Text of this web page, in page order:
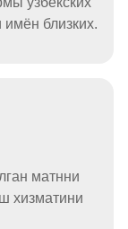
близких.
матнни
хизматини